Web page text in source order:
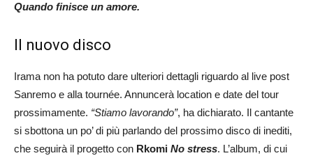
Quando finisce un amore.
Il nuovo disco
Irama non ha potuto dare ulteriori dettagli riguardo al live post
Sanremo e alla tournée. Annuncerà location e date del tour
prossimamente. “Stiamo lavorando”, ha dichiarato. Il cantante
si sbottona un po’ di più parlando del prossimo disco di inediti,
che seguirà il progetto con Rkomi No stress. L’album, di cui